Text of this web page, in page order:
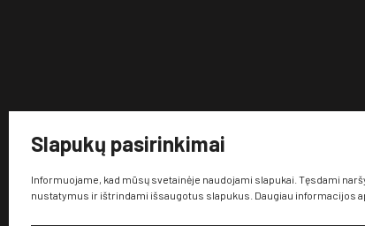
Slapukų pasirinkimai
Informuojame, kad mūsų svetainėje naudojami slapukai. Tęsdami
nustatymus ir ištrindami išsaugotus slapukus. Daugiau informacijos